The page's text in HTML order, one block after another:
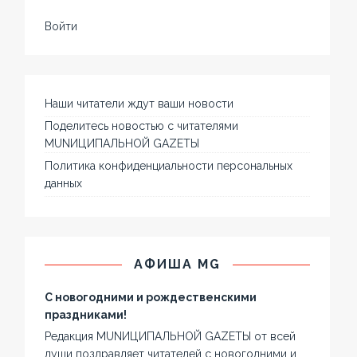
Войти
Наши читатели ждут ваши новости
Поделитесь новостью с читателями
MUNИЦИПАЛЬНОЙ GAZЕТЫ
Политика конфиденциальности персональных
данных
АФИША MG
С новогодними и рождественскими
праздниками!
Редакция MUNИЦИПАЛЬНОЙ GAZЕТЫ от всей
души поздравляет читателей с новогодними и